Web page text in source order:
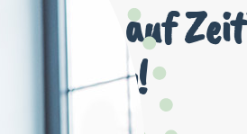
Wohnen auf
geworden!